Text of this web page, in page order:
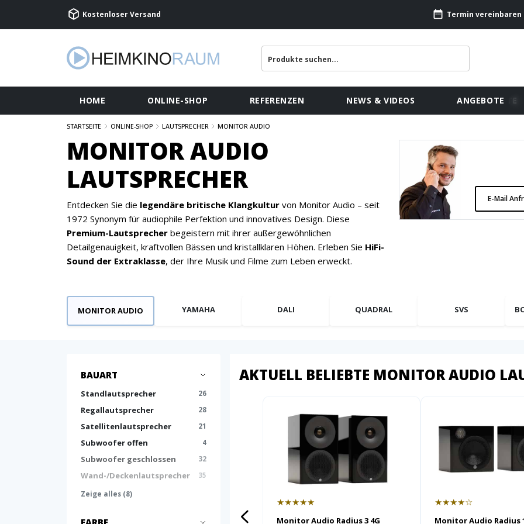
Kostenloser Versand Termin vereinbaren
HOME ONLINE-SHOP REFERENZEN NEWS & VIDEOS ANGEBOTE
STARTSEITE ONLINE-SHOP LAUTSPRECHER MONITOR AUDIO
MONITOR AUDIO
LAUTSPRECHER
Entdecken Sie die legendäre britische Klangkultur von Monitor Audio – seit
1972 Synonym für audiophile Perfektion und innovatives Design. Diese
Premium-Lautsprecher begeistern mit ihrer außergewöhnlichen
Detailgenauigkeit, kraftvollen Bässen und kristallklaren Höhen. Erleben Sie HiFi-
Sound der Extraklasse, der Ihre Musik und Filme zum Leben erweckt.
E-Mail
MONITOR AUDIO YAMAHA DALI QUADRAL SVS
BAUART
Standlautsprecher 26
Regallautsprecher 28
Satellitenlautsprecher 21
Subwoofer offen 4
Subwoofer geschlossen 32
Wand-/Deckenlautsprecher 35
Zeige alles (8)
AKTUELL BELIEBTE MONITOR AUDIO
★★★★★
Monitor Audio Radius 3 4G
★★★★☆
Monitor Audio Radius